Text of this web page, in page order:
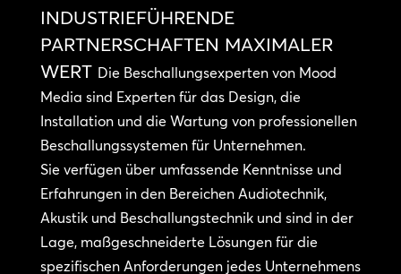
INDUSTRIEFÜHRENDE
PARTNERSCHAFTEN MAXIMALER
WERT Die Beschallungsexperten von Mood
Media sind Experten für das Design, die
Installation und die Wartung von professionellen
Beschallungssystemen für Unternehmen.
Sie verfügen über umfassende Kenntnisse und
Erfahrungen in den Bereichen Audiotechnik,
Akustik und Beschallungstechnik und sind in der
Lage, maßgeschneiderte Lösungen für die
spezifischen Anforderungen jedes Unternehmens